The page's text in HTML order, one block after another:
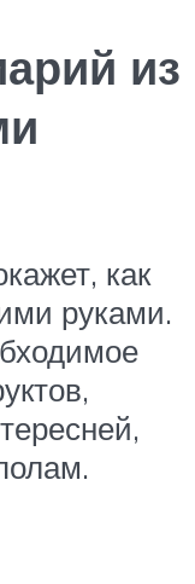
из
как
руками.